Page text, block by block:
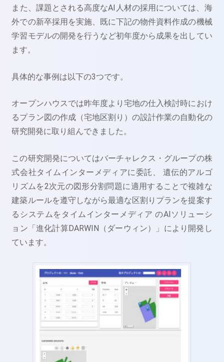
また、課題とされる高度なAI人材の採用については、海
外での新卒採用を実施、既に下記の物件資料作成の機械
学習モデルの開発を行うなど初年度から成果を出してい
ます。
具体的な事例は以下の3つです。
オープンハウスでは昨年度より宅地の仕入検討時におけ
るプラン図の作成（宅地区割り）の設計作業の自動化の
研究開発に取り組んできました。
この研究開発についてはバーチャレクス・グループの株
式会社タイムインターメディアに委託、 遺伝的アルゴ
リズムを2次元の図形分割問題に適用することで複雑な
建築ルールを遵守しながら最適な区割りプランを提案す
るシステムをタイムインターメディア のAIソリューシ
ョン「進化計算DARWIN（ダーウィン）」により開発し
ています。